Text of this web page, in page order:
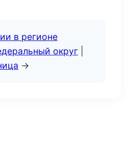
в регионе
округ
→